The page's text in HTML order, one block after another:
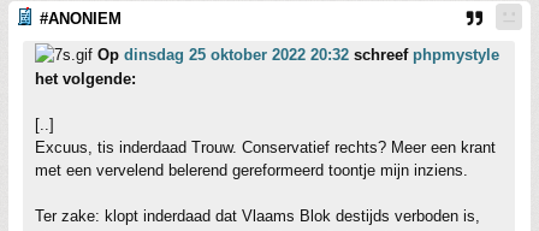
#ANONIEM
Op dinsdag 25 oktober 2022 20:32 schreef phpmystyle
het volgende:
[..]
Excuus, tis inderdaad Trouw. Conservatief rechts? Meer een krant
met een vervelend belerend gereformeerd toontje mijn inziens.
Ter zake: klopt inderdaad dat Vlaams Blok destijds verboden is,